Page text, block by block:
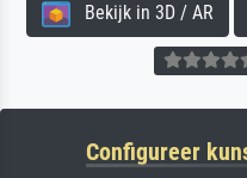
Bekijk in 3D / AR
Configureer